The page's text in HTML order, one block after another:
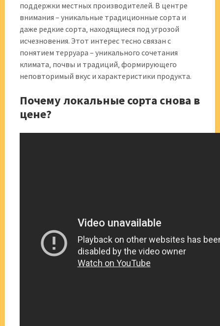
поддержки местных производителей. В центре
внимания – уникальные традиционные сорта и
даже редкие сорта‚ находящиеся под угрозой
исчезновения. Этот интерес тесно связан с
понятием терруара – уникального сочетания
климата‚ почвы и традиций‚ формирующего
неповторимый вкус и характеристики продукта.
Почему локальные сорта снова в
цене?